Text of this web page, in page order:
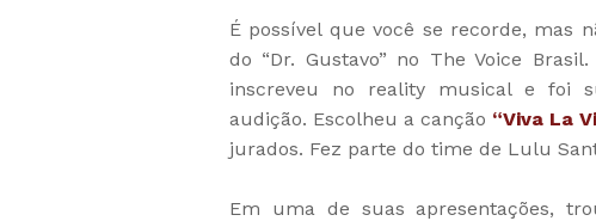
É possível que você se recorde, mas
do “Dr. Gustavo” no The Voice
inscreveu no reality musical e foi
audição. Escolheu a canção “Viva La
jurados. Fez parte do time de Lulu
Em uma de suas apresentações,